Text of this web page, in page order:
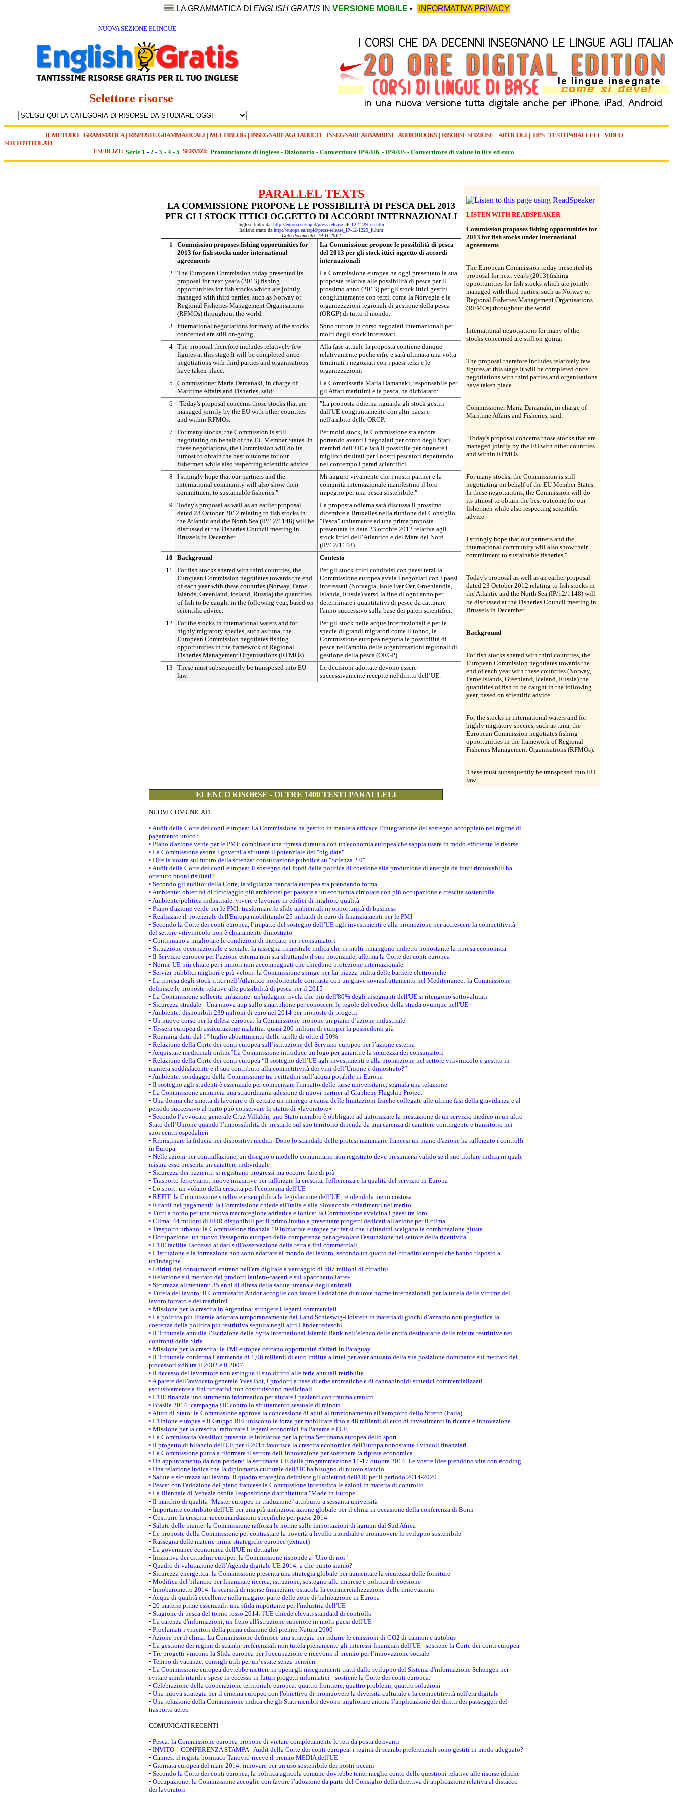
LA GRAMMATICA DI ENGLISH GRATIS IN VERSIONE MOBILE • INFORMATIVA PRIVACY
NUOVA SEZIONE ELINGUE
Selettore risorse
IL METODO| GRAMMATICA| RISPOSTE GRAMMATICALI| MULTIBLOG| INSEGNARE AGLI ADULTI | INSEGNARE AI BAMBINI| AUDIOBOOKS| RISORSE SFIZIOSE | ARTICOLI| TIPS|TESTI PARALLELI| VIDEO
SOTTOTITOLATI
ESERCIZI : Serie 1 - 2 - 3 - 4 - 5 SERVIZI: Pronunciatore di inglese - Dizionario - Convertitore IPA/UK - IPA/US - Convertitore di valute in lire ed euro
PARALLEL TEXTS
LA COMMISSIONE PROPONE LE POSSIBILITÀ DI PESCA DEL 2013
PER GLI STOCK ITTICI OGGETTO DI ACCORDI INTERNAZIONALI
Inglese tratto da: http://europa.eu/rapid/press-release_IP-12-1229_en.htm
Italiano tratto da:http://europa.eu/rapid/press-release_IP-12-1229_it.htm
Data documento: 19-11-2012
1
Commission proposes fishing opportunities for
2013 for fish stocks under international
agreements
La Commissione propone le possibilità di pesca
del 2013 per gli stock ittici oggetto di accordi
internazionali
2
The European Commission today presented its
proposal for next year's (2013) fishing
opportunities for fish stocks which are jointly
managed with third parties, such as Norway or
Regional Fisheries Management Organisations
(RFMOs) throughout the world.
La Commissione europea ha oggi presentato la sua
proposta relativa alle possibilità di pesca per il
prossimo anno (2013) per gli stock ittici gestiti
congiuntamente con terzi, come la Norvegia e le
organizzazioni regionali di gestione della pesca
(ORGP) di tutto il mondo.
3
International negotiations for many of the stocks
concerned are still on-going.
Sono tuttora in corso negoziati internazionali per
molti degli stock interessati.
4 The proposal therefore includes relatively few
figures at this stage.It will be completed once
negotiations with third parties and organisations
have taken place.
Alla fase attuale la proposta contiene dunque
relativamente poche cifre e sarà ultimata una volta
terminati i negoziati con i paesi terzi e le
organizzazioni.
5
Commissioner Maria Damanaki, in charge of
Maritime Affairs and Fisheries, said:
La Commissaria Maria Damanaki, responsabile per
gli Affari marittimi e la pesca, ha dichiarato:
6
"Today's proposal concerns those stocks that are
managed jointly by the EU with other countries
and within RFMOs.
"La proposta odierna riguarda gli stock gestiti
dall'UE congiuntamente con altri paesi e
nell'ambito delle ORGP.
7
For many stocks, the Commission is still
negotiating on behalf of the EU Member States. In
these negotiations, the Commission will do its
utmost to obtain the best outcome for our
fishermen while also respecting scientific advice.
Per molti stock, la Commissione sta ancora
portando avanti i negoziati per conto degli Stati
membri dell’UE e farà il possibile per ottenere i
migliori risultati per i nostri pescatori rispettando
nel contempo i pareri scientifici.
8
I strongly hope that our partners and the
international community will also show their
commitment to sustainable fisheries."
Mi auguro vivamente che i nostri partner e la
comunità internazionale manifestino il loro
impegno per una pesca sostenibile."
9
Today's proposal as well as an earlier proposal
dated 23 October 2012 relating to fish stocks in
the Atlantic and the North Sea (IP/12/1148) will be
discussed at the Fisheries Council meeting in
Brussels in December.
La proposta odierna sarà discussa il prossimo
dicembre a Bruxelles nella riunione del Consiglio
"Pesca" unitamente ad una prima proposta
presentata in data 23 ottobre 2012 relativa agli
stock ittici dell’Atlantico e del Mare del Nord
(IP/12/1148).
10
Background
Contesto
11
For fish stocks shared with third countries, the
European Commission negotiates towards the end
of each year with these countries (Norway, Faroe
Islands, Greenland, Iceland, Russia) the quantities
of fish to be caught in the following year, based on
scientific advice.
Per gli stock ittici condivisi con paesi terzi la
Commissione europea avvia i negoziati con i paesi
interessati (Norvegia, Isole Fær Øer, Groenlandia,
Islanda, Russia) verso la fine di ogni anno per
determinare i quantitativi di pesce da catturare
l'anno successivo sulla base dei pareri scientifici.
12
For the stocks in international waters and for
highly migratory species, such as tuna, the
European Commission negotiates fishing
opportunities in the framework of Regional
Fisheries Management Organisations (RFMOs).
Per gli stock nelle acque internazionali e per le
specie di grandi migratori come il tonno, la
Commissione europea negozia le possibilità di
pesca nell'ambito delle organizzazioni regionali di
gestione della pesca (ORGP).
13
These must subsequently be transposed into EU
law.
Le decisioni adottate devono essere
successivamente recepite nel diritto dell’UE.
LISTEN WITH READSPEAKER
Commission proposes fishing opportunities for
2013 for fish stocks under international
agreements
The European Commission today presented its
proposal for next year's (2013) fishing
opportunities for fish stocks which are jointly
managed with third parties, such as Norway or
Regional Fisheries Management Organisations
(RFMOs) throughout the world.
International negotiations for many of the
stocks concerned are still on-going.
The proposal therefore includes relatively few
figures at this stage.It will be completed once
negotiations with third parties and organisations
have taken place.
Commissioner Maria Damanaki, in charge of
Maritime Affairs and Fisheries, said:
"Today's proposal concerns those stocks that are
managed jointly by the EU with other countries
and within RFMOs.
For many stocks, the Commission is still
negotiating on behalf of the EU Member States.
In these negotiations, the Commission will do
its utmost to obtain the best outcome for our
fishermen while also respecting scientific
advice.
I strongly hope that our partners and the
international community will also show their
commitment to sustainable fisheries."
Today's proposal as well as an earlier proposal
dated 23 October 2012 relating to fish stocks in
the Atlantic and the North Sea (IP/12/1148) will
be discussed at the Fisheries Council meeting in
Brussels in December.
Background
For fish stocks shared with third countries, the
European Commission negotiates towards the
end of each year with these countries (Norway,
Faroe Islands, Greenland, Iceland, Russia) the
quantities of fish to be caught in the following
year, based on scientific advice.
For the stocks in international waters and for
highly migratory species, such as tuna, the
European Commission negotiates fishing
opportunities in the framework of Regional
Fisheries Management Organisations (RFMOs).
These must subsequently be transposed into EU
law.
ELENCO RISORSE - OLTRE 1400 TESTI PARALLELI
NUOVI COMUNICATI
• Audit della Corte dei conti europea: La Commissione ha gestito in maniera efficace l’integrazione del sostegno accoppiato nel regime di
pagamento unico?
• Piano d'azione verde per le PMI: combinare una ripresa duratura con un'economia europea che sappia usare in modo efficiente le risorse
• La Commissione esorta i governi a sfruttare il potenziale dei "big data"
• Dite la vostra sul futuro della scienza: consultazione pubblica su "Scienza 2.0"
• Audit della Corte dei conti europea: Il sostegno dei fondi della politica di coesione alla produzione di energia da fonti rinnovabili ha
ottenuto buoni risultati?
• Secondo gli auditor della Corte, la vigilanza bancaria europea sta prendendo forma
• Ambiente: obiettivi di riciclaggio più ambiziosi per passare a un'economia circolare con più occupazione e crescita sostenibile
• Ambiente/politica industriale: vivere e lavorare in edifici di migliore qualità
• Piano d'azione verde per le PMI: trasformare le sfide ambientali in opportunità di business
• Realizzare il potenziale dell'Europa mobilitando 25 miliardi di euro di finanziamenti per le PMI
• Secondo la Corte dei conti europea, l’impatto del sostegno dell’UE agli investimenti e alla promozione per accrescere la competitività
del settore vitivinicolo non è chiaramente dimostrato
• Continuano a migliorare le condizioni di mercato per i consumatori
• Situazione occupazionale e sociale: la rassegna trimestrale indica che in molti rimangono indietro nonostante la ripresa economica
• Il Servizio europeo per l’azione esterna non sta sfruttando il suo potenziale, afferma la Corte dei conti europea
• Norme UE più chiare per i minori non accompagnati che chiedono protezione internazionale
• Servizi pubblici migliori e più veloci: la Commissione spinge per far piazza pulita delle barriere elettroniche
• La ripresa degli stock ittici nell’Atlantico nordorientale contrasta con un grave sovrasfruttamento nel Mediterraneo: la Commissione
definisce le proposte relative alle possibilità di pesca per il 2015
• La Commissione sollecita un'azione: un'indagine rivela che più dell'80% degli insegnanti dell'UE si ritengono sottovalutati
• Sicurezza stradale - Una nuova app sullo smartphone per conoscere le regole del codice della strada ovunque nell'UE
• Ambiente: disponibili 239 milioni di euro nel 2014 per proposte di progetti
• Un nuovo corso per la difesa europea: la Commissione propone un piano d’azione industriale
• Tessera europea di assicurazione malattia: quasi 200 milioni di europei la possiedono già
• Roaming dati: dal 1° luglio abbattimento delle tariffe di oltre il 50%
• Relazione della Corte dei conti europea sull’istituzione del Servizio europeo per l’azione esterna
• Acquistare medicinali online?La Commissione introduce un logo per garantire la sicurezza dei consumatori
• Relazione della Corte dei conti europea “Il sostegno dell’UE agli investimenti e alla promozione nel settore vitivinicolo è gestito in
maniera soddisfacente e il suo contributo alla competitività dei vini dell’Unione è dimostrato?”
• Ambiente: sondaggio della Commissione tra i cittadini sull’acqua potabile in Europa
• Il sostegno agli studenti è essenziale per compensare l'impatto delle tasse universitarie, segnala una relazione
• La Commissione annuncia una straordinaria adesione di nuovi partner al Graphene Flagship Project
• Una donna che smetta di lavorare o di cercare un impiego a causa delle limitazioni fisiche collegate alle ultime fasi della gravidanza e al
periodo successivo al parto può conservare lo status di «lavoratore»
• Secondo l’avvocato generale Cruz Villalón, uno Stato membro è obbligato ad autorizzare la prestazione di un servizio medico in un altro
Stato dell’Unione quando l’impossibilità di prestarlo sul suo territorio dipenda da una carenza di carattere contingente e transitorio nei
suoi centri ospedalieri
• Ripristinare la fiducia nei dispositivi medici. Dopo lo scandalo delle protesi mammarie francesi un piano d'azione ha rafforzato i controlli
in Europa
• Nelle azioni per contraffazione, un disegno o modello comunitario non registrato deve presumersi valido se il suo titolare indica in quale
misura esso presenta un carattere individuale
• Sicurezza dei pazienti: si registrano progressi ma occorre fare di più
• Trasporto ferroviario: nuove iniziative per rafforzare la crescita, l'efficienza e la qualità del servizio in Europa
• Lo sport: un volano della crescita per l'economia dell'UE
• REFIT: la Commissione snellisce e semplifica la legislazione dell’UE, rendendola meno costosa
• Ritardi nei pagamenti: la Commissione chiede all'Italia e alla Slovacchia chiarimenti nel merito
• Tutti a bordo per una nuova macroregione adriatica e ionica: la Commissione avvicina i paesi tra loro
• Clima: 44 milioni di EUR disponibili per il primo invito a presentare progetti dedicati all'azione per il clima
• Trasporto urbano: la Commissione finanzia 19 iniziative europee per far sì che i cittadini scelgano la combinazione giusta.
• Occupazione: un nuovo Passaporto europeo delle competenze per agevolare l'assunzione nel settore della ricettività
• L'UE facilita l'accesso ai dati sull'osservazione della terra a fini commerciali
• L'istruzione e la formazione non sono adattate al mondo del lavoro, secondo un quarto dei cittadini europei che hanno risposto a
un'indagine
• I diritti dei consumatori entrano nell'era digitale a vantaggio di 507 milioni di cittadini
• Relazione sul mercato dei prodotti lattiero-caseari e sul «pacchetto latte»
• Sicurezza alimentare: 35 anni di difesa della salute umana e degli animali
• Tutela del lavoro: il Commissario Andor accoglie con favore l’adozione di nuove norme internazionali per la tutela delle vittime del
lavoro forzato e dei marittimi
• Missione per la crescita in Argentina: stringere i legami commerciali
• La politica più liberale adottata temporaneamente dal Land Schleswig-Holstein in materia di giochi d’azzardo non pregiudica la
coerenza della politica più restrittiva seguita negli altri Länder tedeschi
• Il Tribunale annulla l’iscrizione della Syria International Islamic Bank nell’elenco delle entità destinatarie delle misure restrittive nei
confronti della Siria
• Missione per la crescita: le PMI europee cercano opportunità d'affari in Paraguay
• Il Tribunale conferma l’ammenda di 1,06 miliardi di euro inflitta a Intel per aver abusato della sua posizione dominante sul mercato dei
processori x86 tra il 2002 e il 2007
• Il decesso del lavoratore non estingue il suo diritto alle ferie annuali retribuite
• A parere dell’avvocato generale Yves Bot, i prodotti a base di erbe aromatiche e di cannabinoidi sintetici commercializzati
esclusivamente a fini ricreativi non costituiscono medicinali
• L'UE finanzia uno strumento informatico per aiutare i pazienti con trauma cranico
• Brasile 2014: campagna UE contro lo sfruttamento sessuale di minori
• Aiuto di Stato: la Commissione approva la concessione di aiuti al funzionamento all'aeroporto dello Stretto (Italia)
• L'Unione europea e il Gruppo BEI uniscono le forze per mobilitare fino a 48 miliardi di euro di investimenti in ricerca e innovazione
• Missione per la crescita: rafforzare i legami economici fra Panama e l'UE
• La Commissaria Vassiliou presenta le iniziative per la prima Settimana europea dello sport
• Il progetto di bilancio dell'UE per il 2015 favorisce la crescita economica dell'Europa nonostante i vincoli finanziari
• La Commissione punta a riformare il settore dell’innovazione per sostenere la ripresa economica
• Un appuntamento da non perdere: la settimana UE della programmazione 11-17 ottobre 2014. Le vostre idee prendono vita con #coding
• Una relazione indica che la diplomazia culturale dell'UE ha bisogno di nuovo slancio
• Salute e sicurezza sul lavoro: il quadro strategico definisce gli obiettivi dell'UE per il periodo 2014-2020
• Pesca: con l'adozione del piano francese la Commissione intensifica le azioni in materia di controllo
• La Biennale di Venezia ospita l'esposizione d'architettura "Made in Europe"
• Il marchio di qualità "Master europeo in traduzione" attribuito a sessanta università
• Importante contributo dell'UE per una più ambiziosa azione globale per il clima in occasione della conferenza di Bonn
• Costruire la crescita: raccomandazioni specifiche per paese 2014
• Salute delle piante: la Commissione rafforza le norme sulle importazioni di agrumi dal Sud Africa
• Le proposte della Commissione per contrastare la povertà a livello mondiale e promuovere lo sviluppo sostenibile
• Rassegna delle materie prime strategiche europee (extract)
• La governance economica dell'UE in dettaglio
• Iniziativa dei cittadini europei: la Commissione risponde a "Uno di noi"
• Quadro di valutazione dell’Agenda digitale UE 2014: a che punto siamo?
• Sicurezza energetica: la Commissione presenta una strategia globale per aumentare la sicurezza delle forniture
• Modifica del bilancio per finanziare ricerca, istruzione, sostegno alle imprese e politica di coesione
• Innobarometro 2014: la scarsità di risorse finanziarie ostacola la commercializzazione delle innovazioni
• Acqua di qualità eccellente nella maggior parte delle zone di balneazione in Europa
• 20 materie prime essenziali: una sfida importante per l'industria dell'UE
• Stagione di pesca del tonno rosso 2014: l'UE chiede elevati standard di controllo
• La carenza d'informazioni, un freno all'istruzione superiore in molti paesi dell'UE
• Proclamati i vincitori della prima edizione del premio Natura 2000
• Azione per il clima: La Commissione definisce una strategia per ridurre le emissioni di CO2 di camion e autobus
• La gestione dei regimi di scambi preferenziali non tutela pienamente gli interessi finanziari dell'UE - sostiene la Corte dei conti europea
• Tre progetti vincono la Sfida europea per l'occupazione e ricevono il premio per l’innovazione sociale
• Tempo di vacanze: consigli utili per un’estate senza pensieri
• La Commissione europea dovrebbe mettere in opera gli insegnamenti tratti dallo sviluppo del Sistema d'informazione Schengen per
evitare simili ritardi e spese in eccesso in futuri progetti informatici - sostiene la Corte dei conti europea.
• Celebrazione della cooperazione territoriale europea: quattro frontiere, quattro problemi, quattro soluzioni
• Una nuova strategia per il cinema europeo con l'obiettivo di promuovere la diversità culturale e la competitività nell'era digitale
• Una relazione della Commissione indica che gli Stati membri devono migliorare ancora l’applicazione dei diritti dei passeggeri del
trasporto aereo
COMUNICATI RECENTI
• Pesca: la Commissione europea propone di vietare completamente le reti da posta derivanti
• INVITO – CONFERENZA STAMPA - Audit della Corte dei conti europea: i regimi di scambi preferenziali sono gestiti in modo adeguato?
• Cannes: il regista bosniaco Tanovic' riceve il premio MEDIA dell'UE
• Giornata europea del mare 2014: innovare per un uso sostenibile dei nostri oceani
• Secondo la Corte dei conti europea, la politica agricola comune dovrebbe tener meglio conto delle questioni relative alle risorse idriche
• Occupazione: la Commissione accoglie con favore l’adozione da parte del Consiglio della direttiva di applicazione relativa al distacco
dei lavoratori